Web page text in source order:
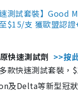
測試套裝】Good
$15/支 獲歐盟認
快速測試劑 >>按
款快速測試套裝，
及Delta等新型冠